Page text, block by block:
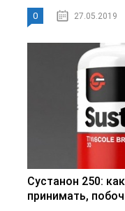
0 27.05.2019
Сустанон 250:
принимать,